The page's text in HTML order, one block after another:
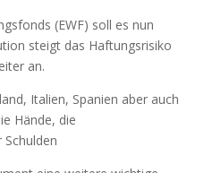
(EWF) soll es nun
steigt das Haftungsrisiko
an.
Italien, Spanien aber auch
Hände, die